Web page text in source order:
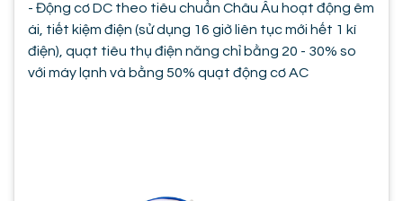
- Động cơ DC theo tiêu chuẩn Châu Âu hoạt động êm
ái, tiết kiệm điện (sử dụng 16 giờ liên tục mới hết 1 kí
điện), quạt tiêu thụ điện năng chỉ bằng 20 - 30% so
với máy lạnh và bằng 50% quạt động cơ AC